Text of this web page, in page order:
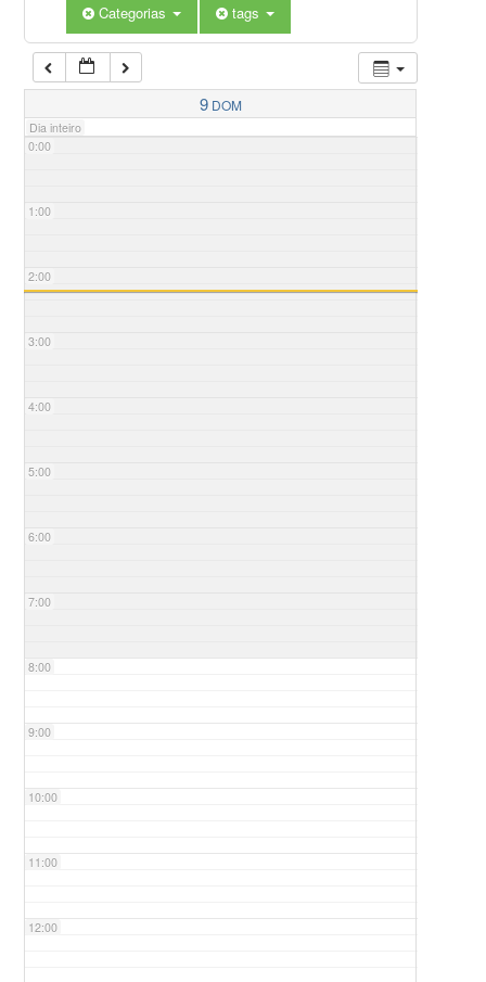
Categorias tags
9 DOM
Dia inteiro
0:00
1:00
2:00
3:00
4:00
5:00
6:00
7:00
8:00
9:00
10:00
11:00
12:00